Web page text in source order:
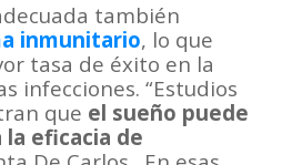
también
inmunitario, lo que
tasa de éxito en la
infecciones. “Estudios
que el sueño puede
eficacia de